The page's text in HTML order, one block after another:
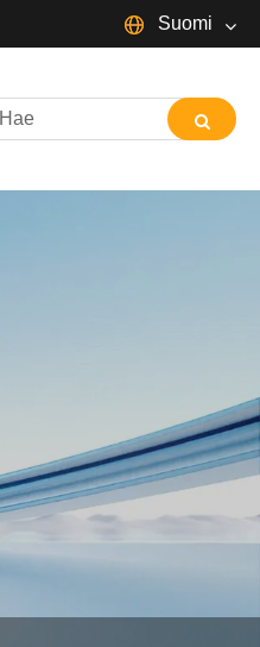
Suomi
tiếng Việt
Italiano
Nederlands